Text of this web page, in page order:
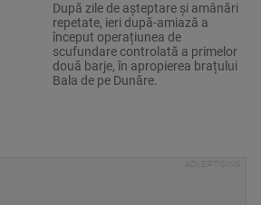
După zile de așteptare și amânări
repetate, ieri după-amiază a
început operațiunea de
scufundare controlată a primelor
două barje, în apropierea brațului
Bala de pe Dunăre.